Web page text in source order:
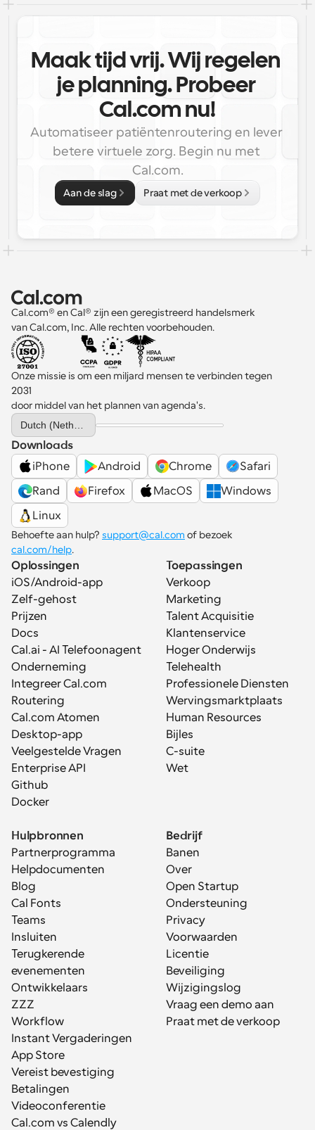
Maak tijd vrij. Wij regelen
je planning. Probeer
Cal.com nu!
Automatiseer patiëntenroutering en lever
betere virtuele zorg. Begin nu met
Cal.com.
Aan de slag Praat met de verkoop
Cal.com® en Cal® zijn een geregistreerd handelsmerk
van Cal.com, Inc. Alle rechten voorbehouden.
Onze missie is om een miljard mensen te verbinden tegen
2031
door middel van het plannen van agenda's.
Select Language
Downloads
iPhone
Android Chrome
Safari
Rand
Firefox MacOS
Windows
Linux
Behoefte aan hulp? support@cal.com
cal.com/help.
Oplossingen
iOS/Android-app
Zelf-gehost
Prijzen
Docs
Cal.ai - AI Telefoonagent
Onderneming
Integreer Cal.com
Routering
Cal.com Atomen
Desktop-app
Veelgestelde Vragen
Enterprise API
Github
Docker
Toepassingen
Verkoop
Marketing
Talent Acquisitie
Klantenservice
Hoger Onderwijs
Telehealth
Professionele Diensten
Wervingsmarktplaats
Human Resources
Bijles
C-suite
Wet
Hulpbronnen
Partnerprogramma
Helpdocumenten
Blog
Cal Fonts
Teams
Insluiten
Terugkerende
evenementen
Ontwikkelaars
ZZZ
Workflow
Instant Vergaderingen
App Store
Vereist bevestiging
Betalingen
Videoconferentie
Cal.com vs Calendly
Bedrijf
Banen
Over
Open Startup
Ondersteuning
Privacy
Voorwaarden
Licentie
Beveiliging
Wijzigingslog
Vraag een demo aan
Praat met de verkoop